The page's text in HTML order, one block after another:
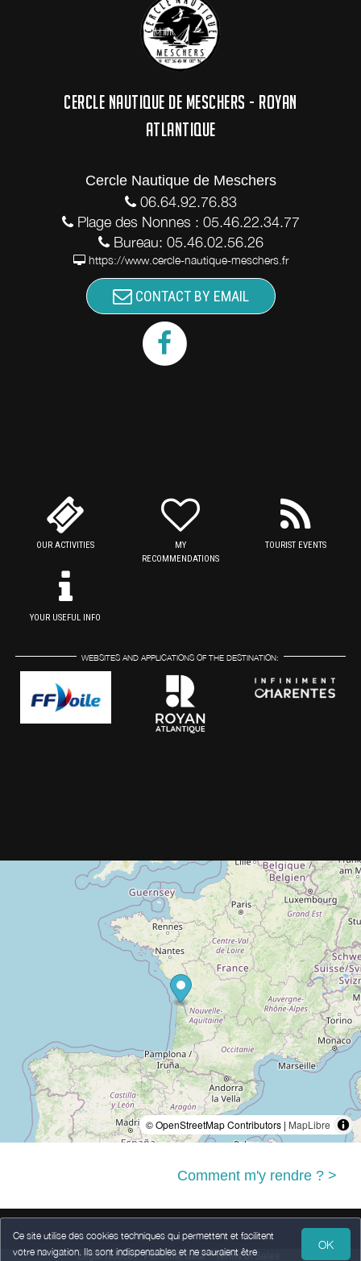
Ce site utilise des cookies techniques qui permettent et facilitent
votre navigation. Ils sont indispensables et ne sauraient être
OK
CERCLE NAUTIQUE DE MESCHERS - ROYAN
ATLANTIQUE
Cercle Nautique de Meschers
06.64.92.76.83
Plage des Nonnes : 05.46.22.34.77
Bureau: 05.46.02.56.26
https://www.cercle-nautique-meschers.fr
CONTACT BY EMAIL
OUR ACTIVITIES
MY
RECOMMENDATIONS
TOURIST EVENTS
YOUR USEFUL INFO
WEBSITES AND APPLICATIONS OF THE DESTINATION:
© OpenStreetMap Contributors | MapLibre
Comment m'y rendre ? >
Legal Notice Personal data Terms of Sales